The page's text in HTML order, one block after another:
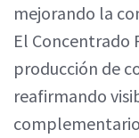
mejorando la
El
producción de
reafirmando